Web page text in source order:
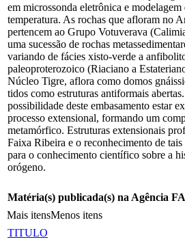
em microssonda eletrônica e modelagem
temperatura. As rochas que afloram no
pertencem ao Grupo Votuverava
uma sucessão de rochas
variando de fácies xisto-verde a
paleoproterozoico (Riaciano a
Núcleo Tigre, aflora como domos
tidos como estruturas antiformais
possibilidade deste embasamento estar
processo extensional, formando um
metamórfico. Estruturas extensionais
Faixa Ribeira e o reconhecimento de
para o conhecimento científico sobre a
orógeno.
Matéria(s) publicada(s) na Agência
Mais itensMenos itens
TITULO